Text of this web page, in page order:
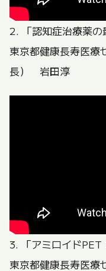
2. 「認知症治療薬の
東京都健康長寿医
長） 岩田淳
3. 「アミロイドPET
東京都健康長寿医